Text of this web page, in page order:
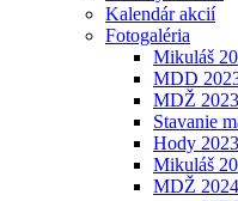
Kalendár akcií
Fotogaléria
Mikuláš
MDD
MDŽ 2023
Stavanie
Hody 2023
Mikuláš
MDŽ 2024